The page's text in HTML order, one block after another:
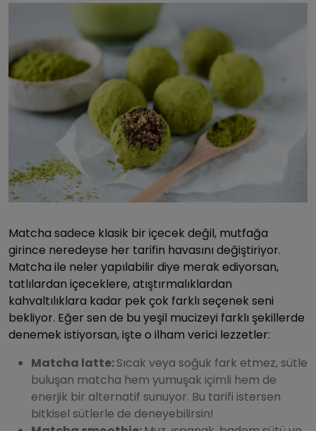
Matcha sadece klasik bir içecek değil, mutfağa
girince neredeyse her tarifin havasını değiştiriyor.
Matcha ile neler yapılabilir diye merak ediyorsan,
tatlılardan içeceklere, atıştırmalıklardan
kahvaltılıklara kadar pek çok farklı seçenek seni
bekliyor. Eğer sen de bu yeşil mucizeyi farklı şekillerde
denemek istiyorsan, işte o ilham verici lezzetler:
Matcha latte:Sıcak veya soğuk fark etmez, sütle
buluşan matcha hem yumuşak içimli hem de
enerjik bir alternatif sunuyor. Bu tarifi istersen
bitkisel sütlerle de deneyebilirsin!